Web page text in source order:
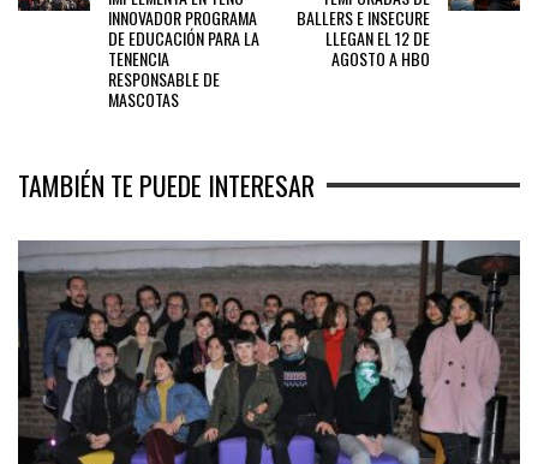
INNOVADOR PROGRAMA
DE EDUCACIÓN PARA LA
TENENCIA
RESPONSABLE DE
MASCOTAS
BALLERS E INSECURE
LLEGAN EL 12 DE
AGOSTO A HBO
TAMBIÉN TE PUEDE INTERESAR